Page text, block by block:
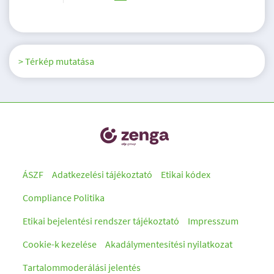
> Térkép mutatása
ÁSZF Adatkezelési tájékoztató
Etikai kódex
Compliance Politika
Etikai bejelentési rendszer tájékoztató
Impresszum
Cookie-k kezelése
Akadálymentesítési nyilatkozat
Tartalommoderálási jelentés